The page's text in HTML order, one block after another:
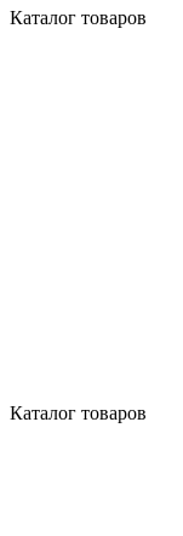
Каталог товаров
Каталог товаров